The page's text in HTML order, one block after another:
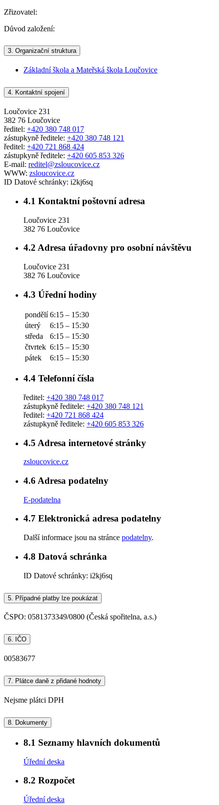
Zřizovatel:
Důvod založení:
3. Organizační struktura
Základní škola a Mateřská škola Loučovice
4. Kontaktní spojení
Loučovice 231
382 76 Loučovice
ředitel: +420 380 748 017
zástupkyně ředitele: +420 380 748 121
ředitel: +420 721 868 424
zástupkyně ředitele: +420 605 853 326
E-mail: reditel@zsloucovice.cz
WWW: zsloucovice.cz
ID Datové schránky: i2kj6sq
4.1 Kontaktní poštovní adresa
Loučovice 231
382 76 Loučovice
4.2 Adresa úřadovny pro osobní návštěvu
Loučovice 231
382 76 Loučovice
4.3 Úřední hodiny
pondělí 6:15 – 15:30
úterý
6:15 – 15:30
středa
6:15 – 15:30
čtvrtek 6:15 – 15:30
pátek
6:15 – 15:30
4.4 Telefonní čísla
ředitel: +420 380 748 017
zástupkyně ředitele: +420 380 748 121
ředitel: +420 721 868 424
zástupkyně ředitele: +420 605 853 326
4.5 Adresa internetové stránky
zsloucovice.cz
4.6 Adresa podatelny
E-podatelna
4.7 Elektronická adresa podatelny
Další informace jsou na stránce podatelny.
4.8 Datová schránka
ID Datové schránky: i2kj6sq
5. Případné platby lze poukázat
ČSPO: 0581373349/0800 (Česká spořitelna, a.s.)
6. IČO
00583677
7. Plátce daně z přidané hodnoty
Nejsme plátci DPH
8. Dokumenty
8.1 Seznamy hlavních dokumentů
Úřední deska
8.2 Rozpočet
Úřední deska